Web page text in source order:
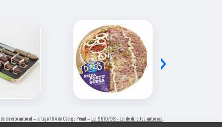
›
direito autoral – artigo 184 do Código Penal – Lei 9610/98 - Lei de direitos autorais